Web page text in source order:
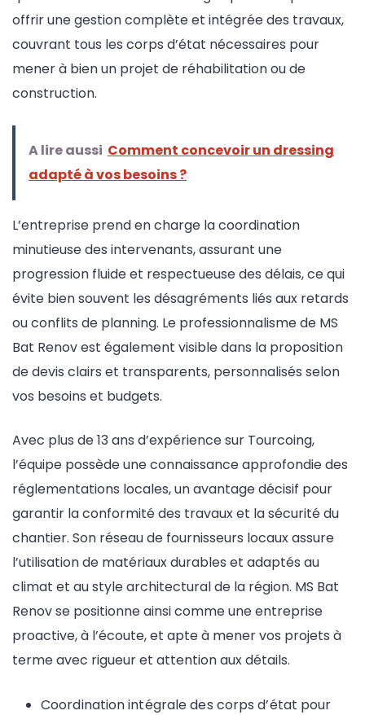
offrir une gestion complète et intégrée des travaux,
couvrant tous les corps d’état nécessaires pour
mener à bien un projet de réhabilitation ou de
construction.
A lire aussi Comment concevoir un dressing
adapté à vos besoins ?
L’entreprise prend en charge la coordination
minutieuse des intervenants, assurant une
progression fluide et respectueuse des délais, ce qui
évite bien souvent les désagréments liés aux retards
ou conflits de planning. Le professionnalisme de MS
Bat Renov est également visible dans la proposition
de devis clairs et transparents, personnalisés selon
vos besoins et budgets.
Avec plus de 13 ans d’expérience sur Tourcoing,
l’équipe possède une connaissance approfondie des
réglementations locales, un avantage décisif pour
garantir la conformité des travaux et la sécurité du
chantier. Son réseau de fournisseurs locaux assure
l’utilisation de matériaux durables et adaptés au
climat et au style architectural de la région. MS Bat
Renov se positionne ainsi comme une entreprise
proactive, à l’écoute, et apte à mener vos projets à
terme avec rigueur et attention aux détails.
Coordination intégrale des corps d’état pour